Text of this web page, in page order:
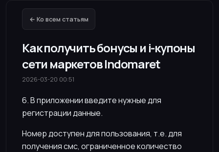
← Ко всем статьям
Как получить бонусы и i-купоны
сети маркетов Indomaret
2026-03-20 00:51
6. В приложении введите нужные для
регистрации данные.
Номер доступен для пользования, т.е. для
получения смс, ограниченное количество